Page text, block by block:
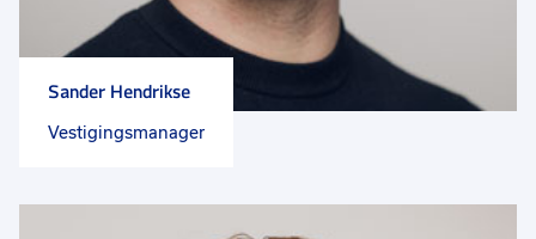
Sander Hendrikse
Vestigingsmanager